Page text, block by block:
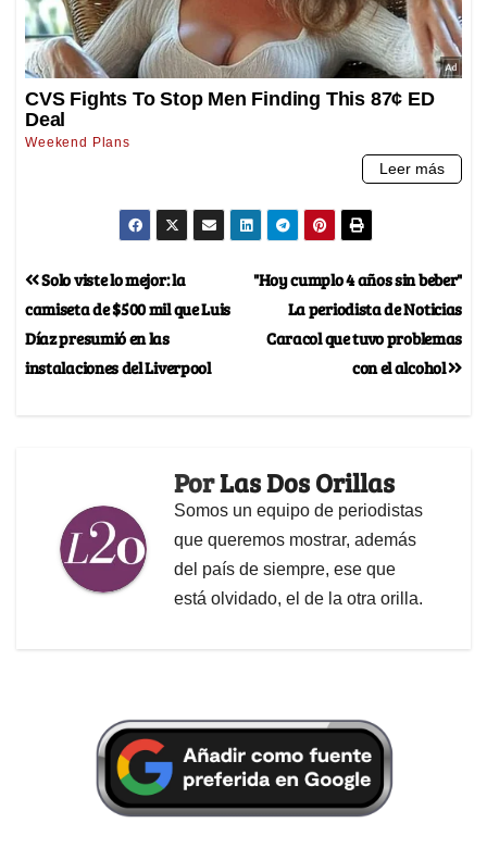
"Hoy cumplo 4 años sin beber"
La periodista de Noticias
Caracol que tuvo problemas
con el alcohol
Solo viste lo mejor: la
camiseta de $500 mil que Luis
Díaz presumió en las
instalaciones del Liverpool
PorLas Dos Orillas
Somos un equipo de periodistas
que queremos mostrar, además
del país de siempre, ese que
está olvidado, el de la otra orilla.